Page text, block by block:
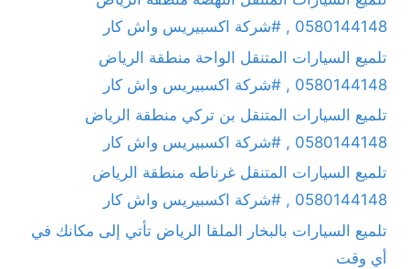
0580144148 , #شركة اكسبيريس واش كار
تلميع السيارات المتنقل الواحة منطقة الرياض
0580144148 , #شركة اكسبيريس واش كار
تلميع السيارات المتنقل بن تركي منطقة الرياض
0580144148 , #شركة اكسبيريس واش كار
تلميع السيارات المتنقل غرناطه منطقة الرياض
0580144148 , #شركة اكسبيريس واش كار
تلميع السيارات بالبخار الملقا الرياض تأتي إلى مكانك في
أي وقت